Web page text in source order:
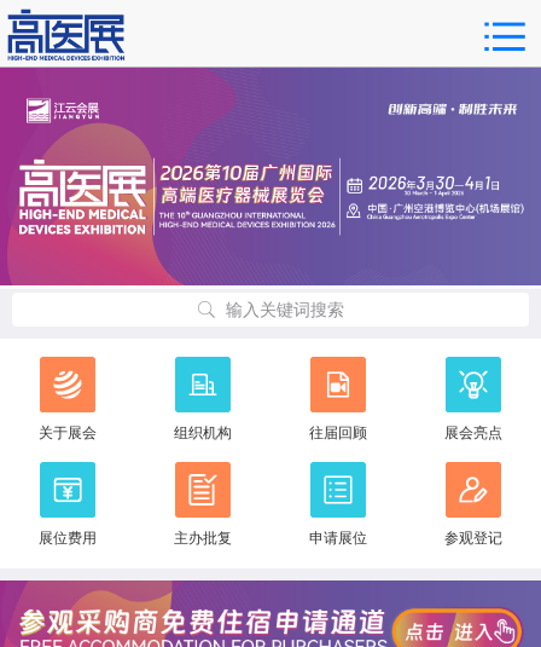
输入关键词搜索
关于展会 组织机构 往届回顾 展会亮点
展位费用 主办批复 申请展位 参观登记